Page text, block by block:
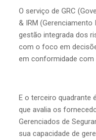
O serviço de GRC
& IRM
gestão integrada dos
com o foco em
em conformidade com
E o terceiro quadrante
que avalia os
Gerenciados de
sua capacidade de